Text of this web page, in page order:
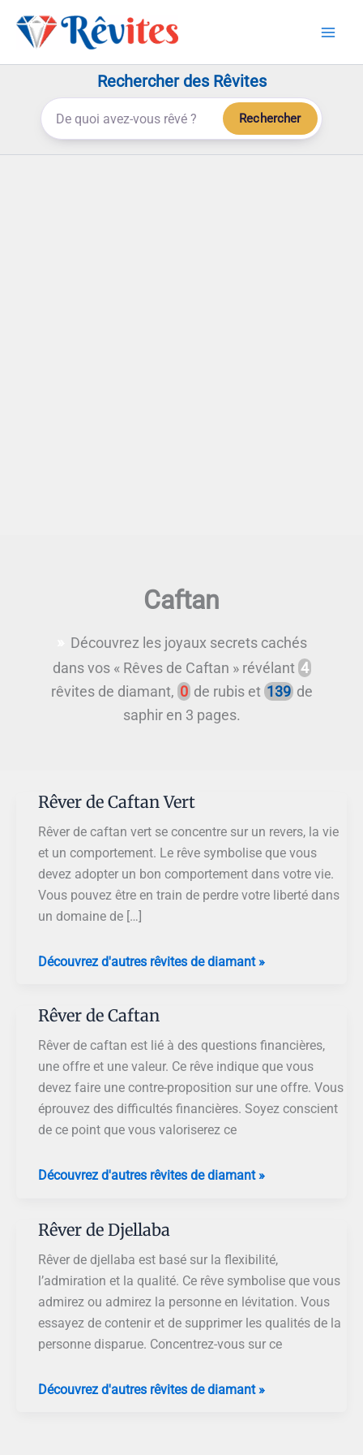
Rechercher des Rêvites
Rechercher
Caftan
Découvrez les joyaux secrets cachés
dans vos « Rêves de Caftan » révélant 4
rêvites de diamant, 0de rubis et 139de
saphir en 3 pages.
Rêver de Caftan Vert
Rêver de caftan vert se concentre sur un revers, la vie
et un comportement. Le rêve symbolise que vous
devez adopter un bon comportement dans votre vie.
Vous pouvez être en train de perdre votre liberté dans
un domaine de […]
Rêver
Vert
Découvrez d'autres rêvites de diamant »
Rêver de Caftan
Rêver de caftan est lié à des questions financières,
une offre et une valeur. Ce rêve indique que vous
devez faire une contre-proposition sur une offre. Vous
éprouvez des difficultés financières. Soyez conscient
de ce point que vous valoriserez ce
Rêver
Découvrez d'autres rêvites de diamant »
Rêver de Djellaba
Rêver de djellaba est basé sur la flexibilité,
l’admiration et la qualité. Ce rêve symbolise que vous
admirez ou admirez la personne en lévitation. Vous
essayez de contenir et de supprimer les qualités de la
personne disparue. Concentrez-vous sur ce
Rêver
Découvrez d'autres rêvites de diamant »